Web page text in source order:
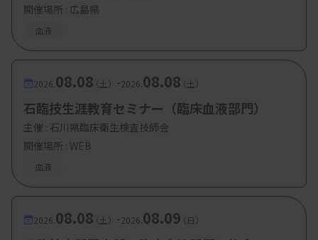
開催場所 : 広島県
血液
2026. 08.08（土） -2026. 08.08（土）
石臨技生涯教育セミナー（臨床血液部門）
主催 : 石川県臨床衛生検査技師会
開催場所 : WEB
血液
2026. 08.08（土） -2026. 08.09（日）